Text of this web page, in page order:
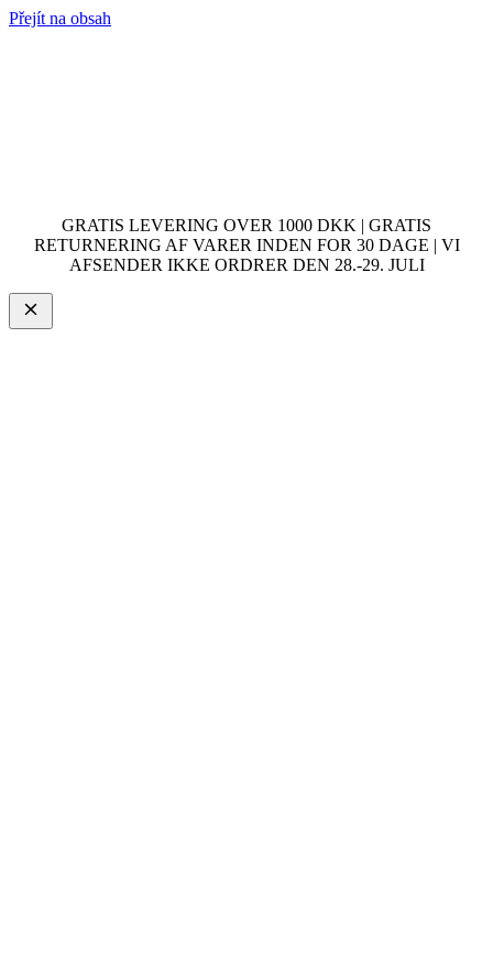
Přejít na obsah
GRATIS LEVERING OVER 1000 DKK | GRATIS
RETURNERING AF VARER INDEN FOR 30 DAGE | VI
AFSENDER IKKE ORDRER DEN 28.-29. JULI